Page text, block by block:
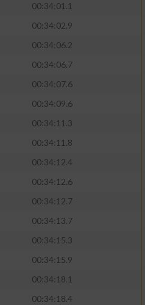
00:34:01.1
00:34:02.9
00:34:06.2
00:34:06.7
00:34:07.6
00:34:09.6
00:34:11.3
00:34:11.8
00:34:12.4
00:34:12.6
00:34:12.7
00:34:13.7
00:34:15.3
00:34:15.9
00:34:18.1
00:34:18.4